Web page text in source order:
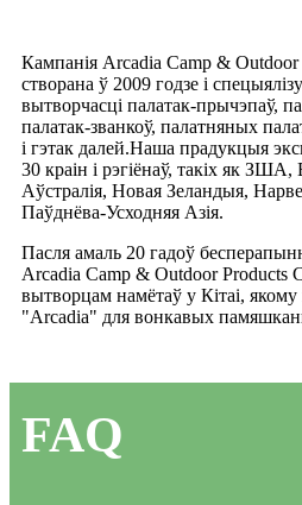
Кампанія Arcadia Camp &
створана ў 2009 годзе і
вытворчасці палатак-прычэпаў,
палатак-званкоў, палатняных
і гэтак далей.Наша прадукцыя
30 краін і рэгіёнаў, такіх як ЗША,
Аўстралія, Новая Зеландыя,
Паўднёва-Усходняя Азія.
Пасля амаль 20 гадоў
Arcadia Camp & Outdoor Products
вытворцам намётаў у Кітаі,
"Arcadia" для вонкавых
FAQ